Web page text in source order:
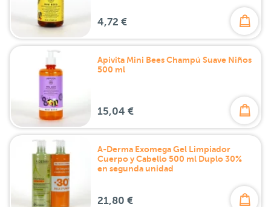
4,72 €
Apivita Mini Bees Champú Suave Niños
500 ml
15,04 €
A-Derma Exomega Gel Limpiador
Cuerpo y Cabello 500 ml Duplo 30%
en segunda unidad
21,80 €